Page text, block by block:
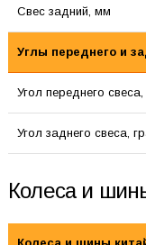
Свес задний, мм
Углы переднего и
Угол переднего свеса,
Угол заднего свеса,
Колеса и